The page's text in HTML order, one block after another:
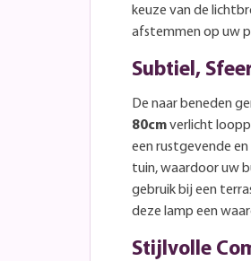
keuze van de
afstemmen op uw
Subtiel,
De naar beneden
80cmverlicht
een rustgevende
tuin, waardoor uw
gebruik bij een
deze lamp een
Stijlvolle